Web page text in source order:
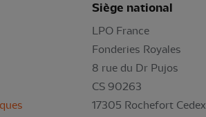
Siège national
LPO France
Fonderies Royales
8 rue du Dr Pujos
CS 90263
17305 Rochefort Cedex